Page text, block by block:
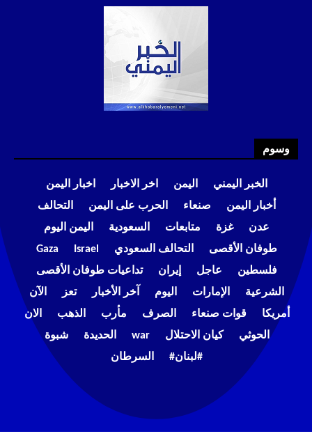
وسوم
الخبر اليمني اليمن اخر الاخبار
اخبار اليمن
أخبار اليمن
صنعاء الحرب على اليمن
التحالف
عدن
غزة متابعات السعودية
اليمن اليوم
طوفان الأقصى
التحالف السعودي Israel
Gaza
فلسطين
عاجل إيران
تداعيات طوفان الأقصى
الشرعية
الإمارات اليوم آخر الأخبار تعز
الآن
أمريكا
قوات صنعاء الصرف مأرب الذهب
الان
الحوثي
كيان الاحتلال war الحديدة
شبوة
#لبنان#
السرطان